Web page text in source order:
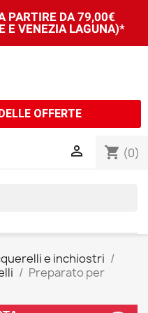
PARTIRE DA 79,00€
E VENEZIA LAGUNA)*
OFFERTE
shopping_cart (0)

e inchiostri
Preparato per